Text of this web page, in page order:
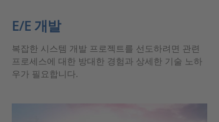
E/E 개발
복잡한 시스템 개발 프로젝트를 선도하려면 관련
프로세스에 대한 방대한 경험과 상세한 기술 노하
우가 필요합니다.